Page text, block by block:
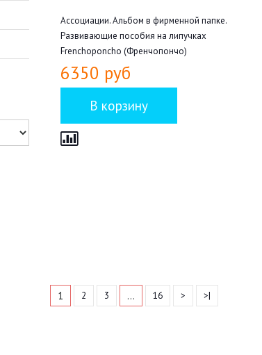
Ассоциации. Альбом в фирменной папке.
Развивающие пособия на липучках
Frenchoponcho (Френчопончо)
6350 руб
1 2 3 … 16 > >|